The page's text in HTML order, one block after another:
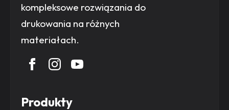
kompleksowe rozwiązania do
drukowania na różnych
materiałach.
Produkty